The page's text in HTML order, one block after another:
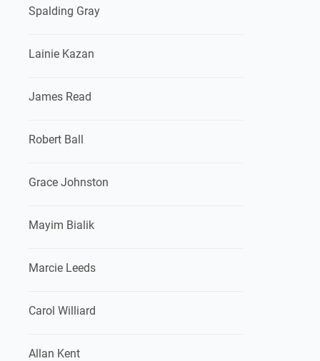
Spalding Gray
Lainie Kazan
James Read
Robert Ball
Grace Johnston
Mayim Bialik
Marcie Leeds
Carol Williard
Allan Kent